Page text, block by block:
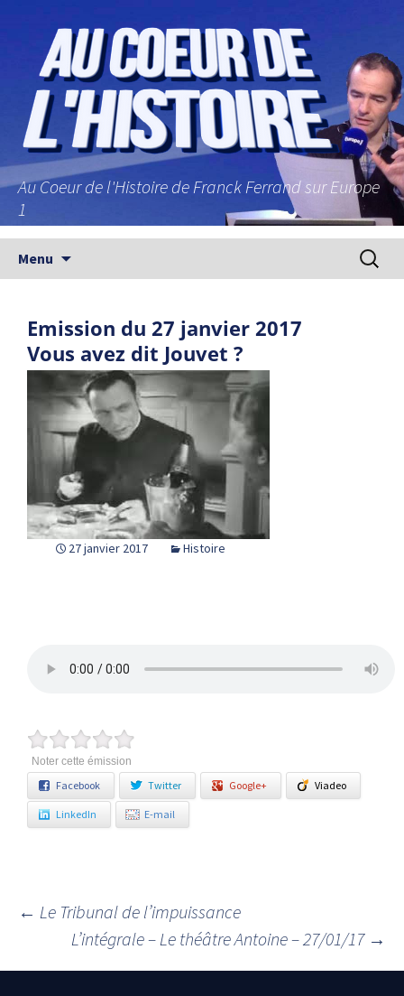
Au Coeur de l'Histoire de Franck Ferrand sur Europe
1
Menu
Emission du 27 janvier 2017
Vous avez dit Jouvet ?
27 janvier 2017 Histoire
Noter cette émission
Facebook Twitter Google+ Viadeo
LinkedIn E-mail
Navigation des articles
← Le Tribunal de l’impuissance
L’intégrale – Le théâtre Antoine – 27/01/17 →